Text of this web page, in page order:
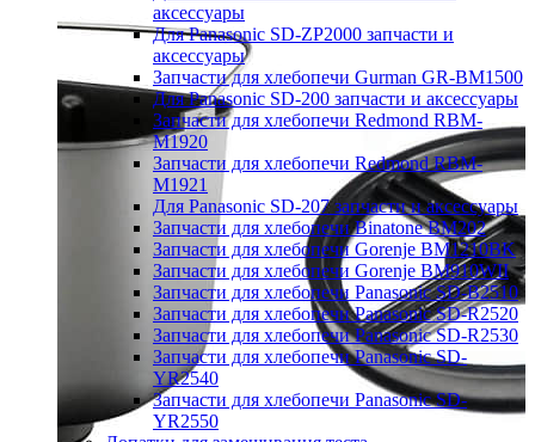
аксессуары
Для Panasonic SD-ZP2000 запчасти и
аксессуары
Запчасти для хлебопечи Gurman GR-BM1500
Для Panasonic SD-200 запчасти и аксессуары
Запчасти для хлебопечи Redmond RBM-
M1920
Запчасти для хлебопечи Redmond RBM-
M1921
Для Panasonic SD-207 запчасти и аксессуары
Запчасти для хлебопечи Binatone BM202
Запчасти для хлебопечи Gorenje BM1210BK
Запчасти для хлебопечи Gorenje BM910WII
Запчасти для хлебопечи Panasonic SD-B2510
Запчасти для хлебопечи Panasonic SD-R2520
Запчасти для хлебопечи Panasonic SD-R2530
Запчасти для хлебопечи Panasonic SD-
YR2540
Запчасти для хлебопечи Panasonic SD-
YR2550